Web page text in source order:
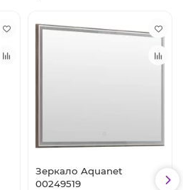
Зеркало Aquanet
00249519